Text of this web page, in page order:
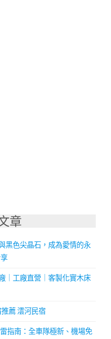
章
黑色尖晶石，成為愛情的永
｜工廠直營｜客製化實木床
薦 澐河民宿
指南：全車隊極新、機場免